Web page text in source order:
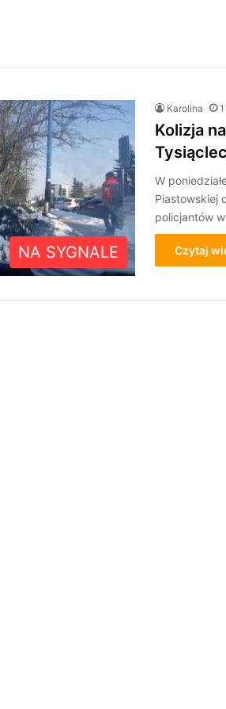
NA SYGNALE
Karolina
Kolizja
W
Piastowskiej
policjantów
Czytaj